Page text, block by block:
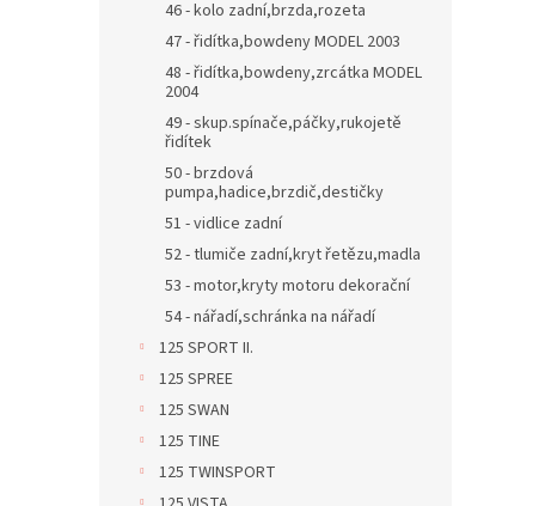
46 - kolo zadní,brzda,rozeta
47 - řidítka,bowdeny MODEL 2003
48 - řidítka,bowdeny,zrcátka MODEL
2004
49 - skup.spínače,páčky,rukojetě
řidítek
50 - brzdová
pumpa,hadice,brzdič,destičky
51 - vidlice zadní
52 - tlumiče zadní,kryt řetězu,madla
53 - motor,kryty motoru dekorační
54 - nářadí,schránka na nářadí
125 SPORT II.
125 SPREE
125 SWAN
125 TINE
125 TWINSPORT